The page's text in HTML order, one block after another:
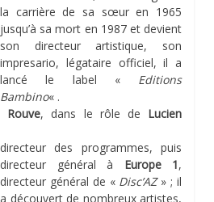
la carrière de sa sœur en 1965
jusqu’à sa mort en 1987 et devient
son directeur artistique, son
impresario, légataire officiel, il a
lancé le label « Editions
Bambino« .
Rouve, dans le rôle de Lucien
directeur des programmes, puis
directeur général à Europe 1,
directeur général de « Disc’AZ» ; il
a découvert de nombreux artistes,